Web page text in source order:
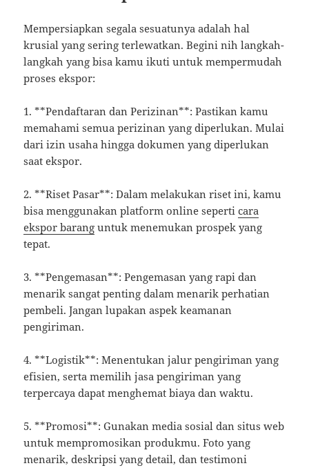
Mempersiapkan segala sesuatunya adalah hal
krusial yang sering terlewatkan. Begini nih langkah-
langkah yang bisa kamu ikuti untuk mempermudah
proses ekspor:
1. **Pendaftaran dan Perizinan**: Pastikan kamu
memahami semua perizinan yang diperlukan. Mulai
dari izin usaha hingga dokumen yang diperlukan
saat ekspor.
2. **Riset Pasar**: Dalam melakukan riset ini, kamu
bisa menggunakan platform online seperticara
ekspor barang untuk menemukan prospek yang
tepat.
3. **Pengemasan**: Pengemasan yang rapi dan
menarik sangat penting dalam menarik perhatian
pembeli. Jangan lupakan aspek keamanan
pengiriman.
4. **Logistik**: Menentukan jalur pengiriman yang
efisien, serta memilih jasa pengiriman yang
terpercaya dapat menghemat biaya dan waktu.
5. **Promosi**: Gunakan media sosial dan situs web
untuk mempromosikan produkmu. Foto yang
menarik, deskripsi yang detail, dan testimoni